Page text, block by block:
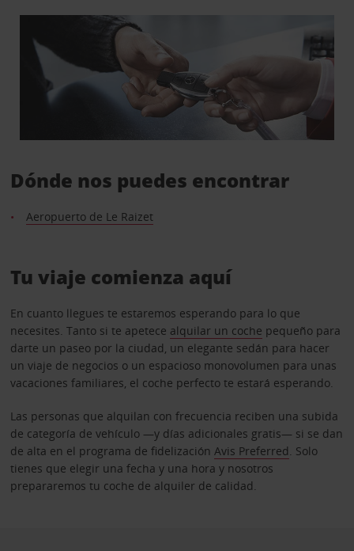
Dónde nos puedes encontrar
Aeropuerto de Le Raizet
Tu viaje comienza aquí
En cuanto llegues te estaremos esperando para lo que
necesites. Tanto si te apetece alquilar un coche pequeño para
darte un paseo por la ciudad, un elegante sedán para hacer
un viaje de negocios o un espacioso monovolumen para unas
vacaciones familiares, el coche perfecto te estará esperando.
Las personas que alquilan con frecuencia reciben una subida
de categoría de vehículo —y días adicionales gratis— si se dan
de alta en el programa de fidelización Avis Preferred. Solo
tienes que elegir una fecha y una hora y nosotros
prepararemos tu coche de alquiler de calidad.